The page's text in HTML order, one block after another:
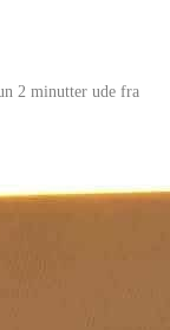
2 minutter ude fra